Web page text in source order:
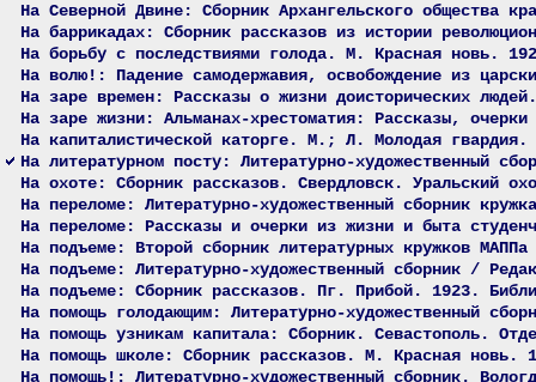
На Северной Двине: Сборник Архангельского общества
На баррикадах: Сборник рассказов из истории
На борьбу с последствиями голода. М. Красная новь.
На волю!: Падение самодержавия, освобождение из
На заре времен: Рассказы о жизни доисторических
На заре жизни: Альманах-хрестоматия: Рассказы,
На капиталистической каторге. М.; Л. Молодая
На литературном посту: Литературно-художественный
На охоте: Сборник рассказов. Свердловск. Уральский
На переломе: Литературно-художественный сборник
На переломе: Рассказы и очерки из жизни и быта
На подъеме: Второй сборник литературных кружков
На подъеме: Литературно-художественный сборник /
На подъеме: Сборник рассказов. Пг. Прибой. 1923.
На помощь голодающим: Литературно-художественный
На помощь узникам капитала: Сборник. Севастополь.
На помощь школе: Сборник рассказов. М. Красная новь.
На помощь!: Литературно-художественный сборник.